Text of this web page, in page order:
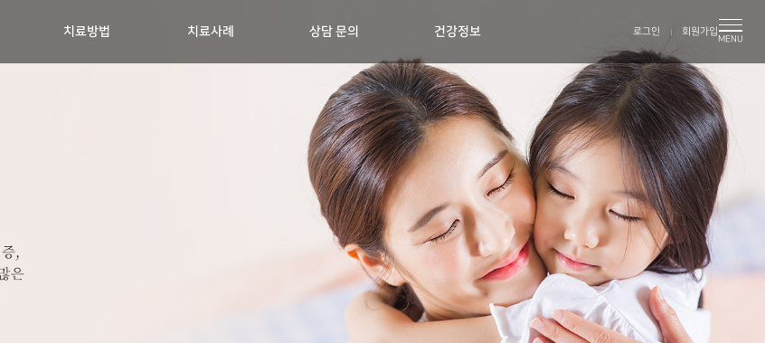
치료방법 치료사례 상담 문의 건강정보 로그인 회원가입
MENU